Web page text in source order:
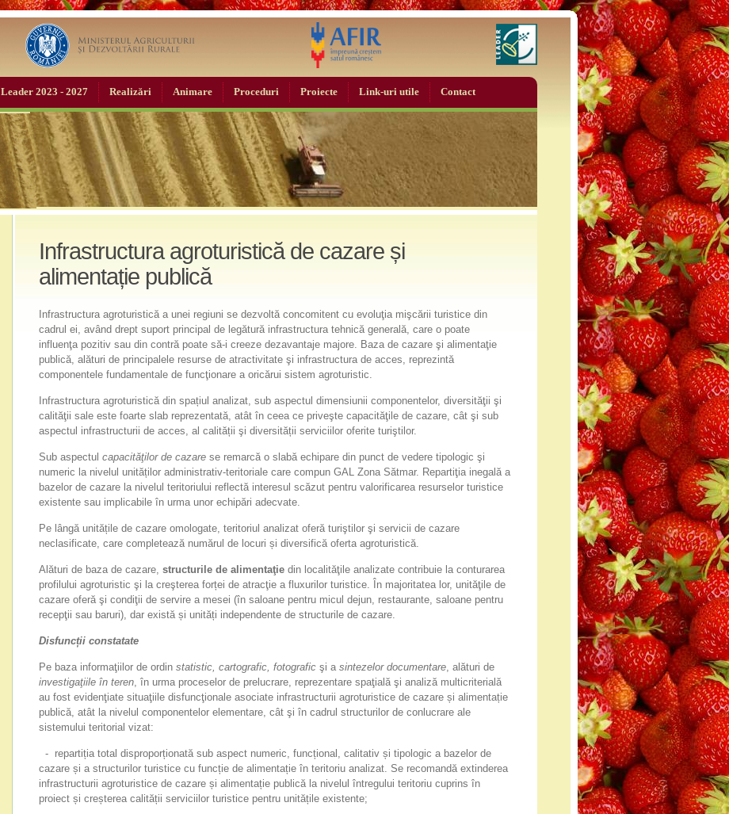
Leader 2023 - 2027 Realizări Animare Proceduri Proiecte Link-uri utile Contact
Infrastructura agroturistică de cazare și
alimentație publică
Infrastructura agroturistică a unei regiuni se dezvoltă concomitent cu evoluţia mişcării turistice din
cadrul ei, având drept suport principal de legătură infrastructura tehnică generală, care o poate
influenţa pozitiv sau din contră poate să-i creeze dezavantaje majore. Baza de cazare şi alimentaţie
publică, alături de principalele resurse de atractivitate şi infrastructura de acces, reprezintă
componentele fundamentale de funcţionare a oricărui sistem agroturistic.
Infrastructura agroturistică din spațiul analizat, sub aspectul dimensiunii componentelor, diversităţii şi
calităţii sale este foarte slab reprezentată, atât în ceea ce priveşte capacităţile de cazare, cât şi sub
aspectul infrastructurii de acces, al calității şi diversității serviciilor oferite turiştilor.
Sub aspectulcapacităţilor de cazarese remarcă o slabă echipare din punct de vedere tipologic şi
numeric la nivelul unităților administrativ-teritoriale care compun GAL Zona Sătmar. Repartiţia inegală a
bazelor de cazare la nivelul teritoriului reflectă interesul scăzut pentru valorificarea resurselor turistice
existente sau implicabile în urma unor echipări adecvate.
Pe lângă unitățile de cazare omologate, teritoriul analizat oferă turiştilor şi servicii de cazare
neclasificate, care completează numărul de locuri și diversifică oferta agroturistică.
Alături de baza de cazare,structurile de alimentaţie din localităţile analizate contribuie la conturarea
profilului agroturistic şi la creşterea forței de atracţie a fluxurilor turistice. În majoritatea lor, unităţile de
cazare oferă şi condiţii de servire a mesei (în saloane pentru micul dejun, restaurante, saloane pentru
recepţii sau baruri), dar există și unități independente de structurile de cazare.
Disfuncții constatate
Pe baza informaţiilor de ordinstatistic, cartografic, fotografic şi asintezelor documentare, alături de
investigaţiile în teren, în urma proceselor de prelucrare, reprezentare spaţială şi analiză multicriterială
au fost evidenţiate situaţiile disfuncţionale asociate infrastructurii agroturistice de cazare și alimentație
publică, atât la nivelul componentelor elementare, cât şi în cadrul structurilor de conlucrare ale
sistemului teritorial vizat:
­ - repartiția total disproporționată sub aspect numeric, funcțional, calitativ și tipologic a bazelor de
cazare și a structurilor turistice cu funcție de alimentație în teritoriu analizat. Se recomandă extinderea
infrastructurii agroturistice de cazare și alimentație publică la nivelul întregului teritoriu cuprins în
proiect și creșterea calității serviciilor turistice pentru unitățile existente;